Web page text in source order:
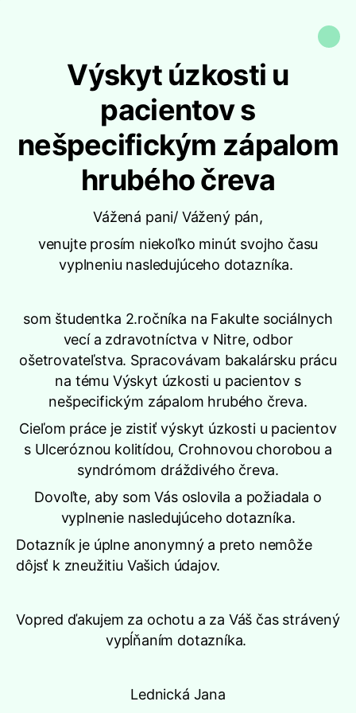
Výskyt úzkosti u
pacientov s
nešpecifickým zápalom
hrubého čreva
Vážená pani/ Vážený pán,
venujte prosím niekoľko minút svojho času
vyplneniu nasledujúceho dotazníka.
som študentka 2.ročníka na Fakulte sociálnych
vecí a zdravotníctva v Nitre, odbor
ošetrovateľstva. Spracovávam bakalársku prácu
na tému Výskyt úzkosti u pacientov s
nešpecifickým zápalom hrubého čreva.
Cieľom práce je zistiť výskyt úzkosti u pacientov
s Ulceróznou kolitídou, Crohnovou chorobou a
syndrómom dráždivého čreva.
Dovoľte, aby som Vás oslovila a požiadala o
vyplnenie nasledujúceho dotazníka.
Dotazník je úplne anonymný a preto nemôže
dôjsť k zneužitiu Vašich údajov.
Vopred ďakujem za ochotu a za Váš čas strávený
vypĺňaním dotazníka.
Lednická Jana